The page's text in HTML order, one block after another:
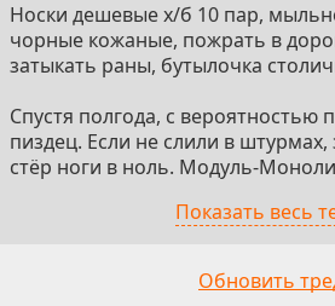
Носки дешевые х/б 10 пар,
чорные кожаные, пожрать в
затыкать раны, бутылочка
Спустя полгода, с вероятностью
пиздец. Если не слили в штурмах,
стёр ноги в ноль. Модуль-
2 уровень. 250-300 тыщ. "Воин
Показать весь
Обновить